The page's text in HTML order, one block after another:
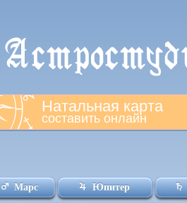
Натальная карта
составить онлайн
Марс Юпитер